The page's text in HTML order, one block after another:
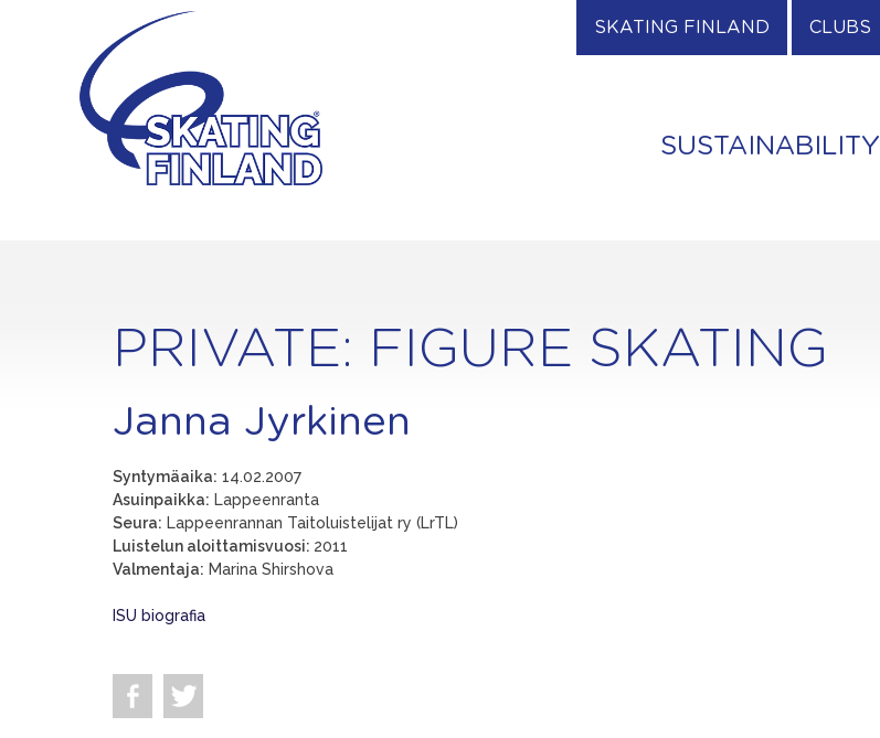
SKATING FINLAND CLUBS
SUSTAINABILITY
PRIVATE: FIGURE SKATING
Janna Jyrkinen
Syntymäaika: 14.02.2007
Asuinpaikka: Lappeenranta
Seura: Lappeenrannan Taitoluistelijat ry (LrTL)
Luistelun aloittamisvuosi: 2011
Valmentaja: Marina Shirshova
ISU biografia